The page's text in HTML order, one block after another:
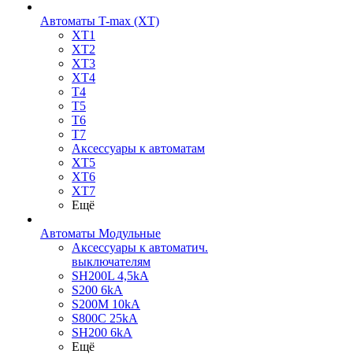
Автоматы T-max (XT)
XT1
XT2
XT3
XT4
T4
T5
T6
T7
Аксессуары к автоматам
XT5
XT6
XT7
Ещё
Автоматы Модульные
Аксессуары к автоматич.
выключателям
SH200L 4,5kA
S200 6kA
S200M 10kA
S800C 25kA
SH200 6kA
Ещё